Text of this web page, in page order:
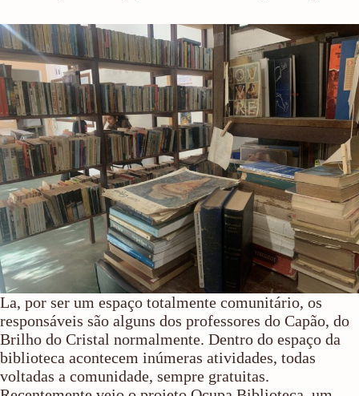
La, por ser um espaço totalmente comunitário, os
responsáveis são alguns dos professores do Capão, do
Brilho do Cristal normalmente. Dentro do espaço da
biblioteca acontecem inúmeras atividades, todas
voltadas a comunidade, sempre gratuitas.